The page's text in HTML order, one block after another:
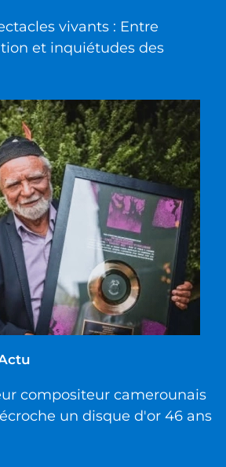
vivants : Entre
et inquiétudes des
compositeur camerounais
un disque d'or 46 ans